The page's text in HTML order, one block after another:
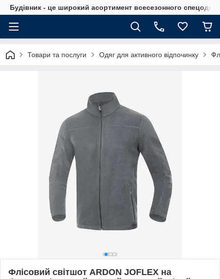
Будівник - це широкий асортимент всесезонного спецодягу
Товари та послуги Одяг для активного відпочинку
Флісовий світшот ARDON JOFLEX на